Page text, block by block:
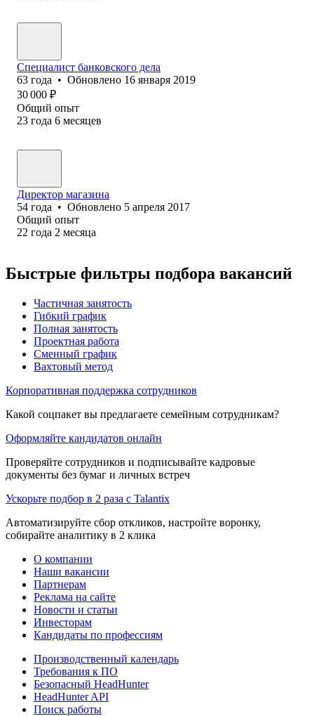
Специалист банковского дела
63 года • Обновлено 16 января 2019
30 000 ₽
Общий опыт
23 года 6 месяцев
Директор магазина
54 года • Обновлено 5 апреля 2017
Общий опыт
22 года 2 месяца
Быстрые фильтры подбора вакансий
Частичная занятость
Гибкий график
Полная занятость
Проектная работа
Сменный график
Вахтовый метод
Корпоративная поддержка сотрудников
Какой соцпакет вы предлагаете семейным сотрудникам?
Оформляйте кандидатов онлайн
Проверяйте сотрудников и подписывайте кадровые
документы без бумаг и личных встреч
Ускорьте подбор в 2 раза с Talantix
Автоматизируйте сбор откликов, настройте воронку,
собирайте аналитику в 2 клика
О компании
Наши вакансии
Партнерам
Реклама на сайте
Новости и статьи
Инвесторам
Кандидаты по профессиям
Производственный календарь
Требования к ПО
Безопасный HeadHunter
HeadHunter API
Поиск работы